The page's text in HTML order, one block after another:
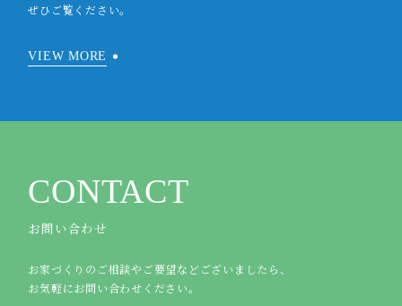
ぜひご覧ください。
VIEW MORE
CONTACT
お問い合わせ
お家づくりのご相談やご要望などございましたら、
お気軽にお問い合わせください。